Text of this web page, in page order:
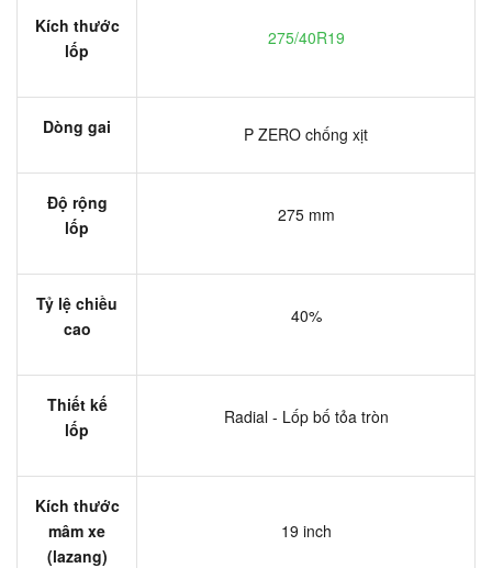
Kích thước
lốp
275/40R19
Dòng gai P ZERO chống xịt
Độ rộng
lốp
275 mm
Tỷ lệ chiều
cao
40%
Thiết kế
lốp
Radial - Lốp bố tỏa tròn
Kích thước
mâm xe
(lazang)
19 inch